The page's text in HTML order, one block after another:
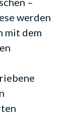
werden
mit dem